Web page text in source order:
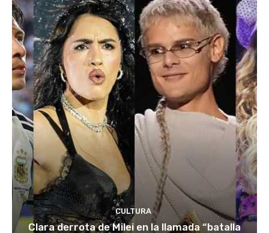
CULTURA
Clara derrota de Milei en la llamada “batalla